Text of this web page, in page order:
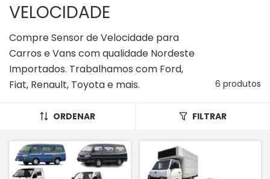
VELOCIDADE
Compre Sensor de Velocidade para
Carros e Vans com qualidade Nordeste
Importados. Trabalhamos com Ford,
Fiat, Renault, Toyota e mais.
6 produtos
ORDENAR FILTRAR